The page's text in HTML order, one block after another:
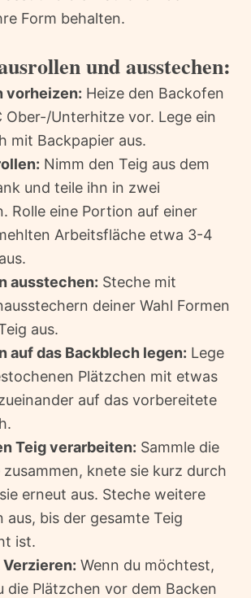
Form behalten.
und ausstechen:
vorheizen: Heize den Backofen
Ober-/Unterhitze vor. Lege ein
mit Backpapier aus.
Nimm den Teig aus dem
und teile ihn in zwei
Rolle eine Portion auf einer
Arbeitsfläche etwa 3-4
ausstechen: Steche mit
deiner Wahl Formen
aus.
auf das Backblech legen: Lege
Plätzchen mit etwas
auf das vorbereitete
Teig verarbeiten: Sammle die
knete sie kurz durch
erneut aus. Steche weitere
aus, bis der gesamte Teig
ist.
Wenn du möchtest,
die Plätzchen vor dem Backen